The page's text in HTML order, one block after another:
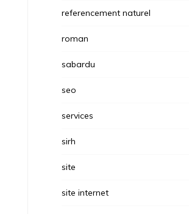
referencement naturel
roman
sabardu
seo
services
sirh
site
site internet